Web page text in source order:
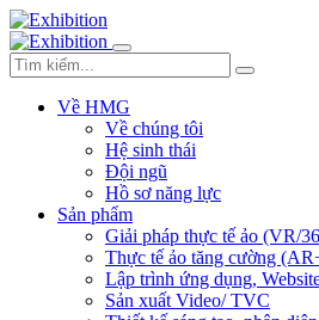
Về HMG
Về chúng tôi
Hệ sinh thái
Đội ngũ
Hồ sơ năng lực
Sản phẩm
Giải pháp thực tế ảo (VR/
Thực tế ảo tăng cường
Lập trình ứng dụng,
Sản xuất Video/ TVC